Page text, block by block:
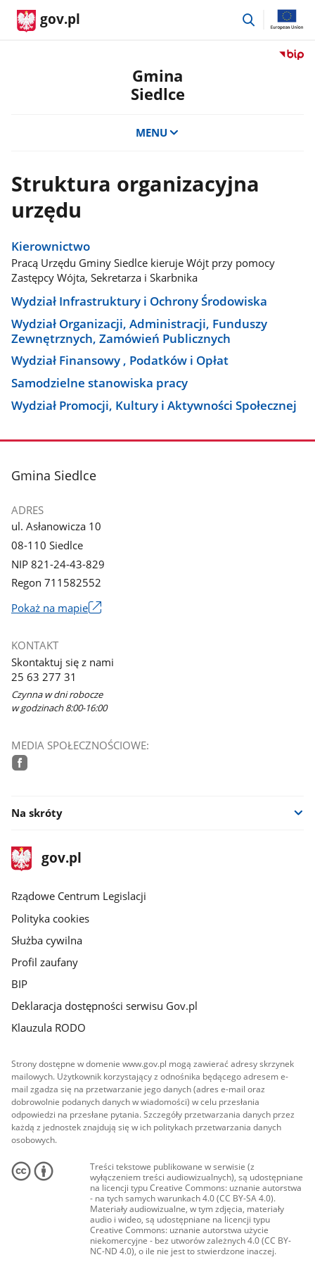
gov.pl
przejdź
Przejdź
Gmina
Siedlce
MENU
Struktura organizacyjna
urzędu
Kierownictwo
Pracą Urzędu Gminy Siedlce kieruje Wójt przy pomocy
Zastępcy Wójta, Sekretarza i Skarbnika
Wydział Infrastruktury i Ochrony Środowiska
Wydział Organizacji, Administracji, Funduszy
Zewnętrznych, Zamówień Publicznych
Wydział Finansowy , Podatków i Opłat
Samodzielne stanowiska pracy
Wydział Promocji, Kultury i Aktywności Społecznej
stopka
Gmina Siedlce
ADRES
ul. Asłanowicza 10
08-110 Siedlce
NIP 821-24-43-829
Regon 711582552
Pokaż na mapieLink
nowym
KONTAKT
Skontaktuj się z nami
25 63 277 31
Czynna w dni robocze
w godzinach 8:00-16:00
MEDIA SPOŁECZNOŚCIOWE:
Na skróty
stopka
gov.plStrona
gov.pl
Rządowe Centrum Legislacji
Polityka cookies
Służba cywilna
Profil zaufany
BIP
Deklaracja dostępności serwisu Gov.pl
Klauzula RODO
Strony dostępne w domenie www.gov.pl mogą zawierać adresy skrzynek
mailowych. Użytkownik korzystający z odnośnika będącego adresem e-
mail zgadza się na przetwarzanie jego danych (adres e-mail oraz
dobrowolnie podanych danych w wiadomości) w celu przesłania
odpowiedzi na przesłane pytania. Szczegóły przetwarzania danych przez
każdą z jednostek znajdują się w ich politykach przetwarzania danych
osobowych.
Treści tekstowe publikowane w serwisie (z
wyłączeniem treści audiowizualnych), są udostępniane
na licencji typu Creative Commons: uznanie autorstwa
- na tych samych warunkach 4.0 (CC BY-SA 4.0).
Materiały audiowizualne, w tym zdjęcia, materiały
audio i wideo, są udostępniane na licencji typu
Creative Commons: uznanie autorstwa użycie
niekomercyjne - bez utworów zależnych 4.0 (CC BY-
NC-ND 4.0), o ile nie jest to stwierdzone inaczej.